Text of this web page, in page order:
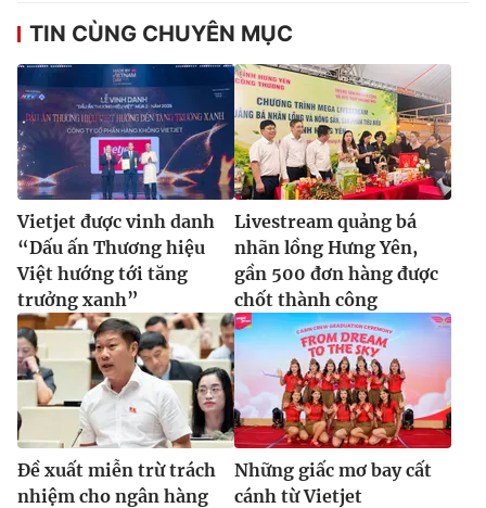
TIN CÙNG CHUYÊN MỤC
Vietjet được vinh danh
“Dấu ấn Thương hiệu
Việt hướng tới tăng
trưởng xanh”
Livestream quảng bá
nhãn lồng Hưng Yên,
gần 500 đơn hàng được
chốt thành công
Đề xuất miễn trừ trách
nhiệm cho ngân hàng
Những giấc mơ bay cất
cánh từ Vietjet